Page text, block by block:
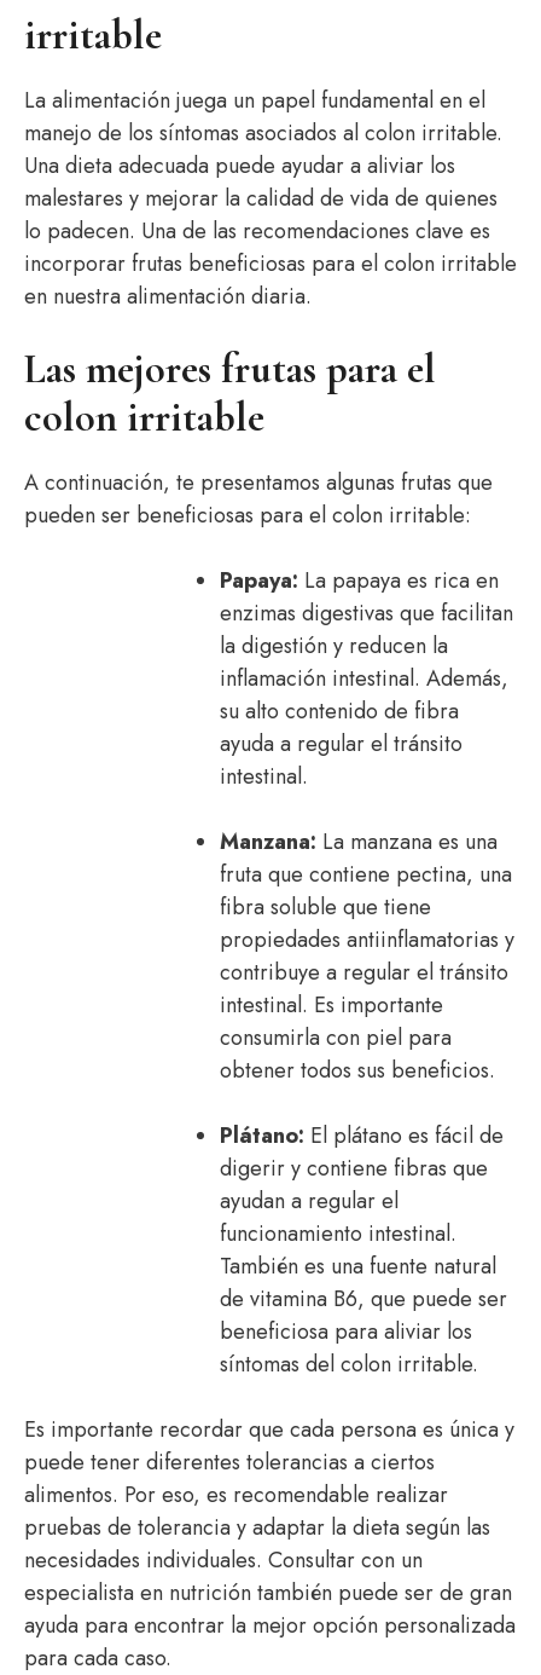
irritable
La alimentación juega un papel fundamental en el
manejo de los síntomas asociados al colon irritable.
Una dieta adecuada puede ayudar a aliviar los
malestares y mejorar la calidad de vida de quienes
lo padecen. Una de las recomendaciones clave es
incorporar frutas beneficiosas para el colon irritable
en nuestra alimentación diaria.
Las mejores frutas para el
colon irritable
A continuación, te presentamos algunas frutas que
pueden ser beneficiosas para el colon irritable:
Papaya: La papaya es rica en
enzimas digestivas que facilitan
la digestión y reducen la
inflamación intestinal. Además,
su alto contenido de fibra
ayuda a regular el tránsito
intestinal.
Manzana: La manzana es una
fruta que contiene pectina, una
fibra soluble que tiene
propiedades antiinflamatorias y
contribuye a regular el tránsito
intestinal. Es importante
consumirla con piel para
obtener todos sus beneficios.
Plátano: El plátano es fácil de
digerir y contiene fibras que
ayudan a regular el
funcionamiento intestinal.
También es una fuente natural
de vitamina B6, que puede ser
beneficiosa para aliviar los
síntomas del colon irritable.
Es importante recordar que cada persona es única y
puede tener diferentes tolerancias a ciertos
alimentos. Por eso, es recomendable realizar
pruebas de tolerancia y adaptar la dieta según las
necesidades individuales. Consultar con un
especialista en nutrición también puede ser de gran
ayuda para encontrar la mejor opción personalizada
para cada caso.